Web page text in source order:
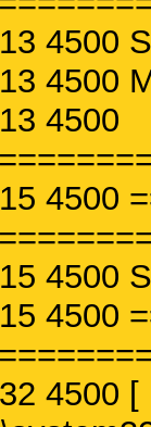
4500
4500
4500
4500
4500
4500
4500